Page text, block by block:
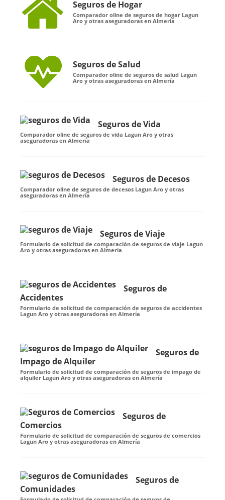
Seguros de Hogar
Comparador oline de seguros de hogar Lagun
Aro y otras aseguradoras en Almería
Seguros de Salud
Comparador oline de seguros de salud Lagun
Aro y otras aseguradoras en Almería
Seguros de Vida
Comparador oline de seguros de vida Lagun Aro y otras
aseguradoras en Almería
Seguros de Decesos
Comparador oline de seguros de decesos Lagun Aro y otras
aseguradoras en Almería
Seguros de Viaje
Formulario de solicitud de comparación de seguros de viaje Lagun
Aro y otras aseguradoras en Almería
Seguros de
Accidentes
Formulario de solicitud de comparación de seguros de accidentes
Lagun Aro y otras aseguradoras en Almería
Seguros de
Impago de Alquiler
Formulario de solicitud de comparación de seguros de impago de
alquiler Lagun Aro y otras aseguradoras en Almería
Seguros de
Comercios
Formulario de solicitud de comparación de seguros de comercios
Lagun Aro y otras aseguradoras en Almería
Seguros de
Comunidades